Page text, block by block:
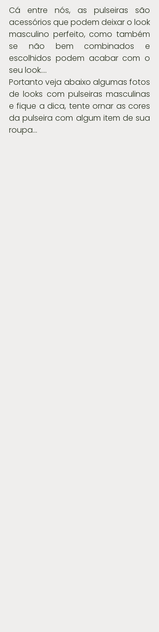
Cá entre nós, as pulseiras são
acessórios que podem deixar o look
masculino perfeito, como também
se não bem combinados e
escolhidos podem acabar com o
seu look....
Portanto veja abaixo algumas fotos
de looks com pulseiras masculinas
e fique a dica, tente ornar as cores
da pulseira com algum item de sua
roupa...